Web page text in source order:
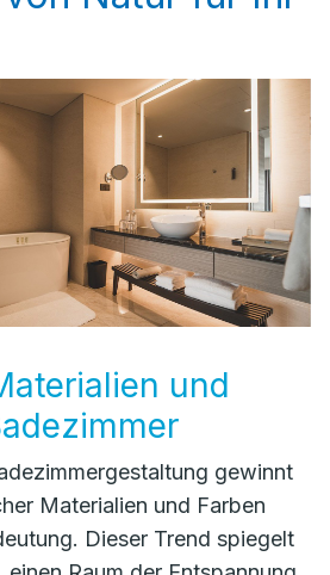
und
gewinnt
Materialien und Farben
Dieser Trend spiegelt